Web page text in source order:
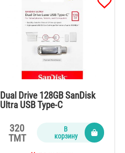
Dual Drive 128GB SanDisk
Ultra USB Type-C
320
TMT
В
корзину